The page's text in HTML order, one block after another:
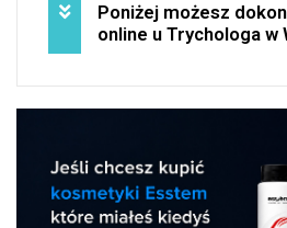
Poniżej możesz
online u Trychologa w